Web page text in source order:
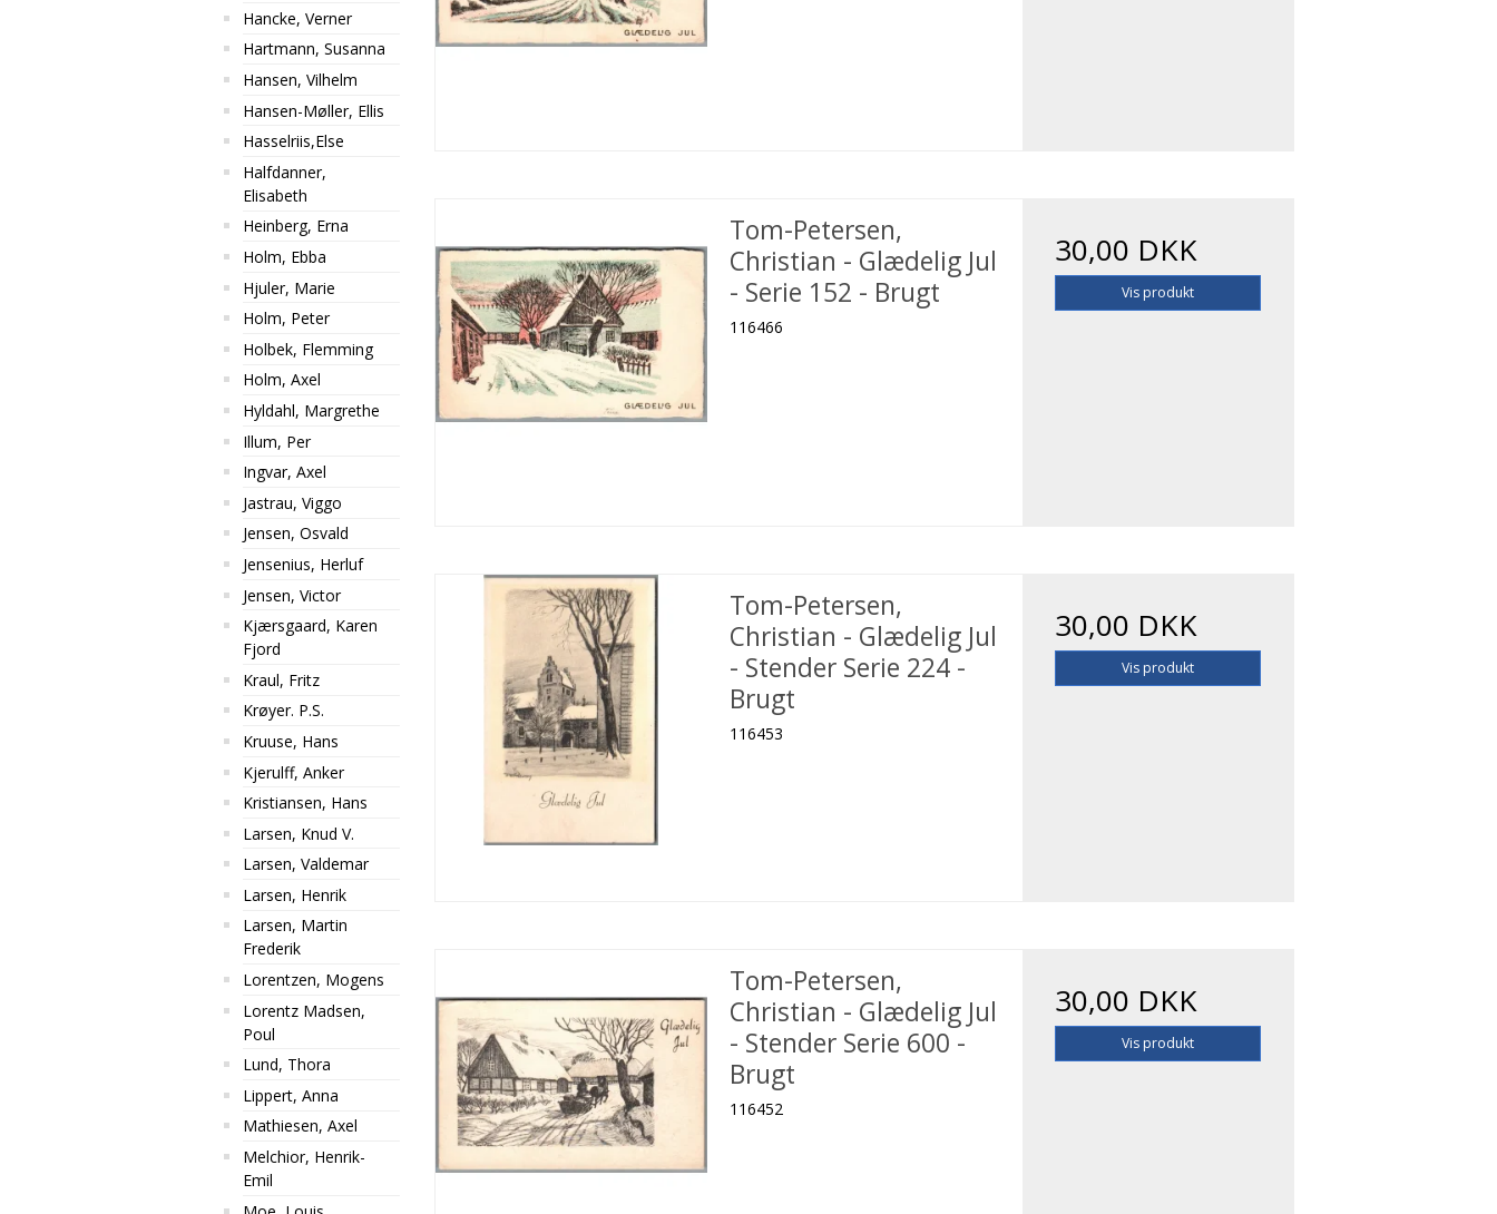
Hancke, Verner
Hartmann, Susanna
Hansen, Vilhelm
Hansen-Møller, Ellis
Hasselriis,Else
Halfdanner,
Elisabeth
Heinberg, Erna
Holm, Ebba
Hjuler, Marie
Holm, Peter
Holbek, Flemming
Holm, Axel
Hyldahl, Margrethe
Illum, Per
Ingvar, Axel
Jastrau, Viggo
Jensen, Osvald
Jensenius, Herluf
Jensen, Victor
Kjærsgaard, Karen
Fjord
Kraul, Fritz
Krøyer. P.S.
Kruuse, Hans
Kjerulff, Anker
Kristiansen, Hans
Larsen, Knud V.
Larsen, Valdemar
Larsen, Henrik
Larsen, Martin
Frederik
Lorentzen, Mogens
Lorentz Madsen,
Poul
Lund, Thora
Lippert, Anna
Mathiesen, Axel
Melchior, Henrik-
Emil
Tom-Petersen,
Christian - Glædelig Jul
- Serie 152 - Brugt
116466
30,00 DKK
Vis produkt
Tom-Petersen,
Christian - Glædelig Jul
- Stender Serie 224 -
Brugt
116453
30,00 DKK
Vis produkt
Tom-Petersen,
Christian - Glædelig Jul
- Stender Serie 600 -
Brugt
116452
30,00 DKK
Vis produkt